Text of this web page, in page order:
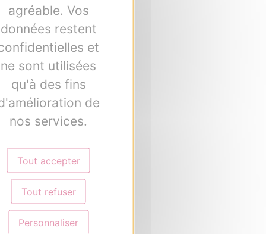
agréable. Vos
données restent
et
ne sont utilisées
qu'à des fins
de
nos services.
Tout accepter
Tout refuser
Personnaliser